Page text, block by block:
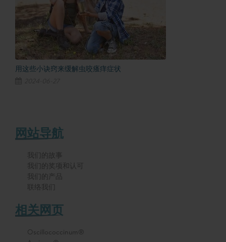
用这些小诀窍来缓解虫咬瘙痒症状
网站导航
我们的故事
我们的奖项和认可
我们的产品
联络我们
相关网页
Oscillococcinum®